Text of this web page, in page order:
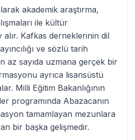
akademik araştırma,
ile kültür
alır. Kafkas derneklerinin dil
ve sözlü tarih
az sayıda uzmana gerçek bir
ayrıca lisansüstü
Milli Eğitim Bakanlığının
programında Abazacanın
tamamlayan mezunlara
bir başka gelişmedir.